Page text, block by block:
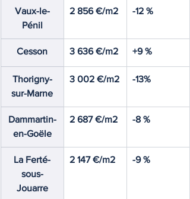
Vaux-le-
Pénil
2 856 €/m2 -12 %
Cesson 3 636 €/m2 +9 %
Thorigny-
sur-Marne
3 002 €/m2 -13%
Dammartin-
en-Goële
2 687 €/m2 -8 %
La Ferté-
sous-
Jouarre
2 147 €/m2 -9 %